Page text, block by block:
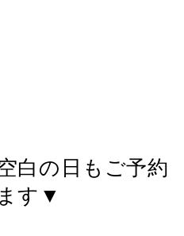
白の日もご予約
す▼